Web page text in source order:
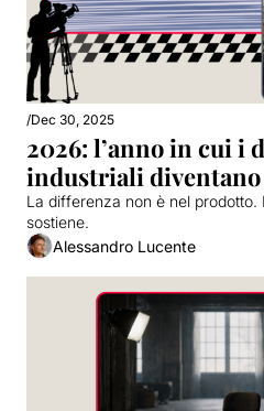
/Dec 30, 2025
2026: l’anno in cui i
industriali
La differenza non è nel prodotto.
sostiene.
Alessandro Lucente